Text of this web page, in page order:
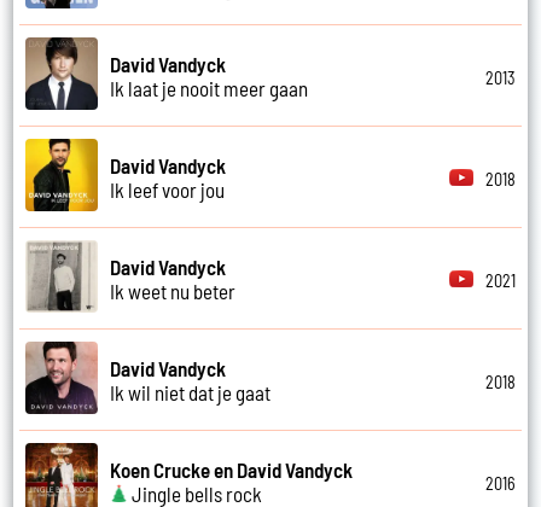
David Vandyck
Ik laat je nooit meer gaan
2013
David Vandyck
Ik leef voor jou
2018
David Vandyck
Ik weet nu beter
2021
David Vandyck
Ik wil niet dat je gaat
2018
Koen Crucke en David Vandyck
Jingle bells rock
2016